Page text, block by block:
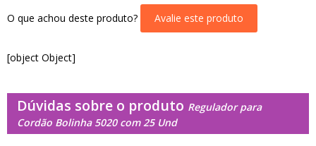
O que achou deste produto? Avalie este produto
[object Object]
Dúvidas sobre o produto Regulador para
Cordão Bolinha 5020 com 25 Und